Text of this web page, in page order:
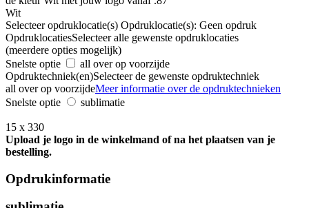
Wit
Selecteer opdruklocatie(s) Opdruklocatie(s): Geen opdruk
OpdruklocatiesSelecteer alle gewenste opdruklocaties
(meerdere opties mogelijk)
Snelste optie
all over op voorzijde
Opdruktechniek(en)Selecteer de gewenste opdruktechniek
all over op voorzijdeMeer informatie over de opdruktechnieken
Snelste optie
sublimatie
15 x 330
Upload je logo in de winkelmand of na het plaatsen van je
bestelling.
Opdrukinformatie